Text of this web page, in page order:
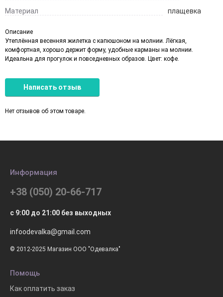
Материал
плащевка
Описание
Утеплённая весенняя жилетка с капюшоном на молнии. Лёгкая,
комфортная, хорошо держит форму, удобные карманы на молнии.
Идеальна для прогулок и повседневных образов. Цвет: кофе.
Написать отзыв
Нет отзывов об этом товаре.
Информация
+38 (050) 20-66-717
с 9:00 до 21:00 без выходных
infoodevalka@gmail.com
© 2012-2025 Магазин ООО "Одевалка"
Помощь
Как оплатить заказ